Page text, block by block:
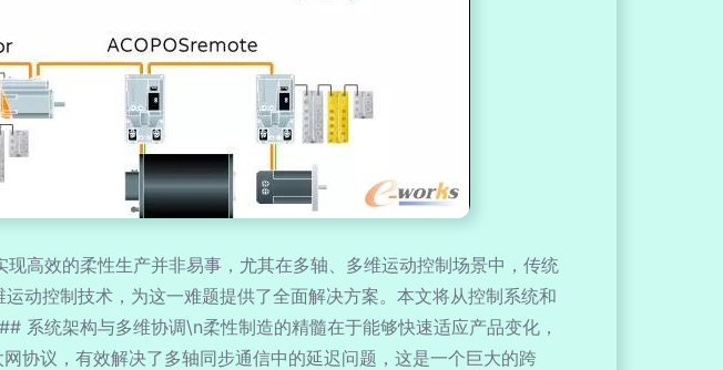
高效的柔性生产并非易事，尤其在多轴、多维运动控制场景中，传统
动控制技术，为这一难题提供了全面解决方案。本文将从控制系统和
系统架构与多维协调\n柔性制造的精髓在于能够快速适应产品变化，
协议，有效解决了多轴同步通信中的延迟问题，这是一个巨大的跨